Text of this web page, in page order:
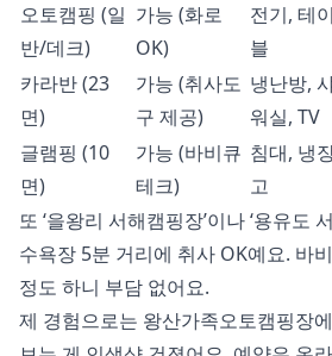
오토캠핑 (일
반/데크)
가능 (화로
OK)
전기, 테이
블
카라반 (23
면)
가능 (취사도
구 제공)
냉난방,
워실, TV
글램핑 (10
면)
가능 (바비큐
테크)
침대, 냉
고
또 ‘을왕리 서해캠핑장’이나 ‘용유도
수욕장 5분 거리에 취사 OK예요. 바
정도 하니 부담 없어요.
제 경험으로는 왕산가족오토캠핑장